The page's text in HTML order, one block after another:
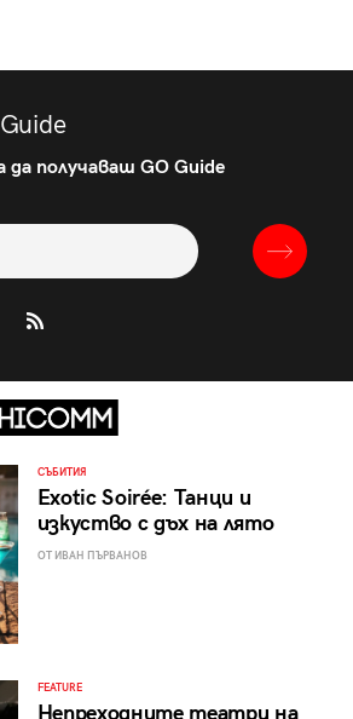
да получаваш GO Guide
СЪБИТИЯ
Exotic Soirée: Танци и
изкуство с дъх на лято
ОТ ИВАН ПЪРВАНОВ
FEATURE
Непреходните театри на